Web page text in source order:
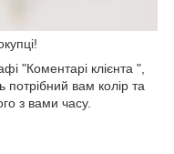
"Коментарі клієнта ",
вам колір та
з вами часу.